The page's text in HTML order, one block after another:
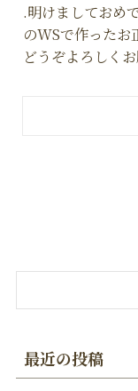
.明けましておめ
のWSで作ったお
どうぞよろしく
最近の投稿